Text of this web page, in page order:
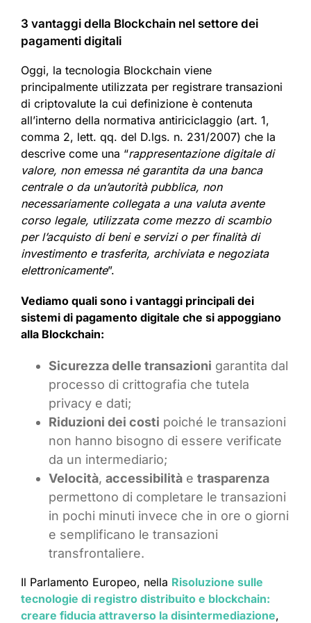
3 vantaggi della Blockchain nel settore dei
pagamenti digitali
Oggi, la tecnologia Blockchain viene
principalmente utilizzata per registrare transazioni
di criptovalute la cui definizione è contenuta
all’interno della normativa antiriciclaggio (art. 1,
comma 2, lett. qq. del D.lgs. n. 231/2007) che la
descrive come una “rappresentazione digitale di
valore, non emessa né garantita da una banca
centrale o da un’autorità pubblica, non
necessariamente collegata a una valuta avente
corso legale, utilizzata come mezzo di scambio
per l’acquisto di beni e servizi o per finalità di
investimento e trasferita, archiviata e negoziata
elettronicamente”.
Vediamo quali sono i vantaggi principali dei
sistemi di pagamento digitale che si appoggiano
alla Blockchain:
Sicurezza delle transazioni garantita dal
processo di crittografia che tutela
privacy e dati;
Riduzioni dei costi poiché le transazioni
non hanno bisogno di essere verificate
da un intermediario;
Velocità, accessibilità e trasparenza
permettono di completare le transazioni
in pochi minuti invece che in ore o giorni
e semplificano le transazioni
transfrontaliere.
Il Parlamento Europeo, nella Risoluzione sulle
tecnologie di registro distribuito e blockchain:
creare fiducia attraverso la disintermediazione,